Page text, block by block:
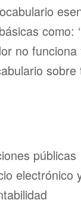
como:
no
públicas
electrónico